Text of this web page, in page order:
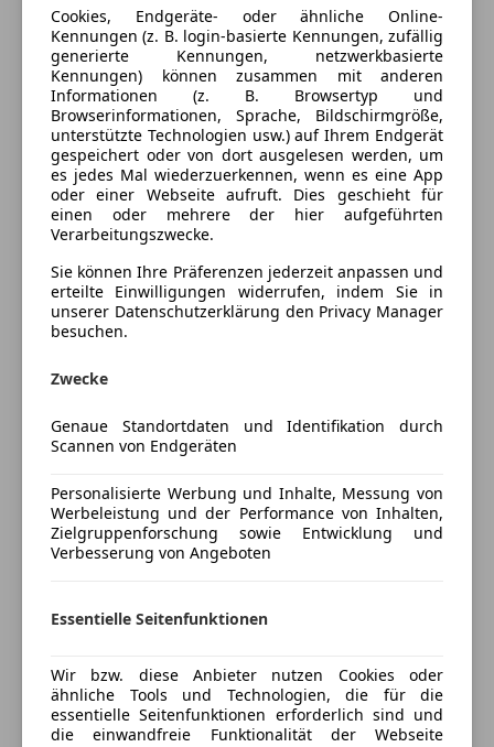
Schiebetür rechts
Sitzbelüftung
Sitzheizung
Start/Stop-Automatik
Tempomat
Umklappbarer Beifahrersitz
Unterhaltung/Media
Bluetooth
Bordcomputer
DAB-Radio
Freisprecheinrichtung
MP3
USB
Sicherheit
Beifahrerairbag
ESP
Fahrerairbag
Geschwindigkeits-begrenzungsanlage
Notrufsystem
Servolenkung
Tagfahrlicht
Traktionskontrolle
Innenausstattung Stoff
Fahrzeugbeschreibung
Zum Kauf angeboten wird ein sehr seriöser bzw.
gepflegter Kastenwagen mit einem DSG Getriebe,
einer sehr guten Ausstattung zu einem TOP Preis
FAHRZEUGPREIS ANMDELDEFERTIG INKL. ALLER
ABGABEN UND GEBÜHREN
AUSGEZEICHNET ALS TOP HANDELSBETRIEB MIT 5
STERNEN
MWST AUSWEISBAR
Anhängervorrichtung preiswert nachrüstbar
-- 1 Besitz
-- Nichtraucherfahrzeug
-- Serviehistorie lückenlos (alle bei VW Service)
-- 12 Monate Gewährleistung (Händlerverkauf)
-- jeder Ankaufstest möglich
-- Eintausch bzw. verschiedenste
Finanzierungsmöglöichkeiten
Mehr anzeigen
Versicherungsschutz an Ihre Bedürfnisse
anpassen
Cookies, Endgeräte- oder ähnliche Online-
Kennungen (z. B. login-basierte Kennungen, zufällig
generierte Kennungen, netzwerkbasierte
Kennungen) können zusammen mit anderen
Informationen (z. B. Browsertyp und
Browserinformationen, Sprache, Bildschirmgröße,
unterstützte Technologien usw.) auf Ihrem Endgerät
gespeichert oder von dort ausgelesen werden, um
es jedes Mal wiederzuerkennen, wenn es eine App
oder einer Webseite aufruft. Dies geschieht für
einen oder mehrere der hier aufgeführten
Verarbeitungszwecke.
Sie können Ihre Präferenzen jederzeit anpassen und
erteilte Einwilligungen widerrufen, indem Sie in
unserer Datenschutzerklärung den Privacy Manager
besuchen.
Zwecke
Genaue Standortdaten und Identifikation durch
Scannen von Endgeräten
Personalisierte Werbung und Inhalte, Messung von
Werbeleistung und der Performance von Inhalten,
Zielgruppenforschung sowie Entwicklung und
Verbesserung von Angeboten
Essentielle Seitenfunktionen
Wir bzw. diese Anbieter nutzen Cookies oder
ähnliche Tools und Technologien, die für die
essentielle Seitenfunktionen erforderlich sind und
die einwandfreie Funktionalität der Webseite